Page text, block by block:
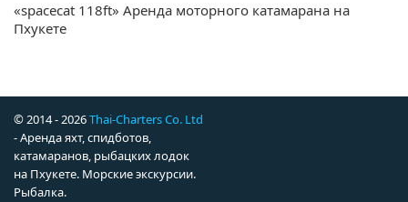
«spacecat 118ft» Аренда моторного катамарана на
Пхукете
© 2014 - 2026Thai-Charters Co. Ltd
- Аренда яхт, спидботов,
катамаранов, рыбацких лодок
на Пхукете. Морские экскурсии.
Рыбалка.